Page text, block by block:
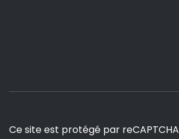
Ce site est protégé par reCAPTCHA